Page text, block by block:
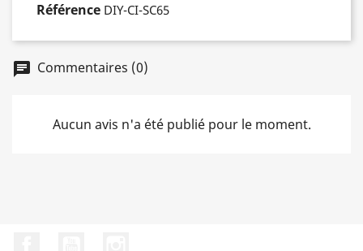
Référence DIY-CI-SC65
chat Commentaires (0)
Aucun avis n'a été publié pour le moment.